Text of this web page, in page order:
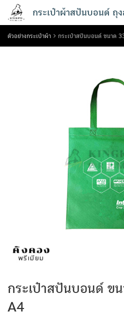
content
กระเป๋าผ้าสปันบอนด์ ถุ
ตัวอย่างกระเป๋าผ้า กระเป๋าสปันบอนด์ ขนาด
กระเป๋าสปันบอนด์ ข
A4